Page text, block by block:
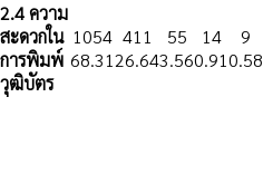
2.4 ความ
สะดวกใน
การพิมพ์
วุฒิบัตร
1054
68.31
411
26.64
55
3.56
14
0.91
9
0.58